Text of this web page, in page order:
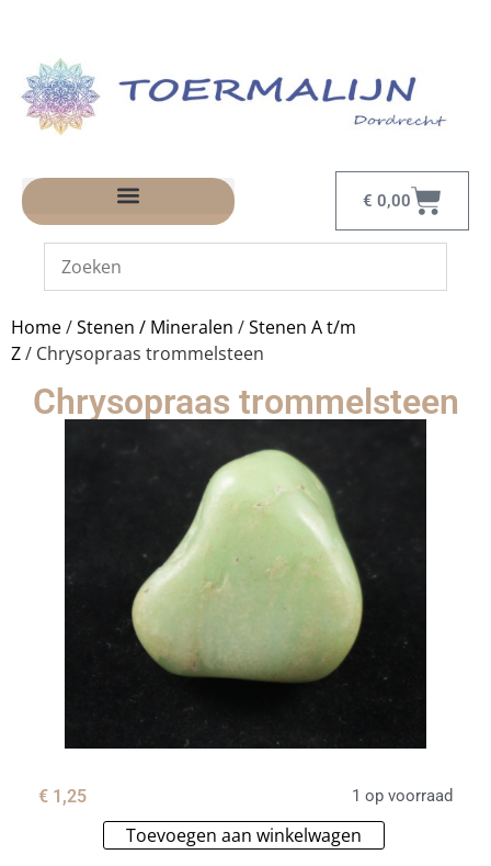
€ 0,00
Home/Stenen / Mineralen /Stenen A t/m
Z/ Chrysopraas trommelsteen
Chrysopraas trommelsteen
€ 1,25 1 op voorraad
Toevoegen aan winkelwagen